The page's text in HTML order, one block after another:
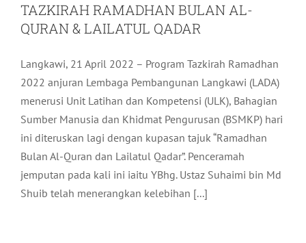
TAZKIRAH RAMADHAN BULAN AL-
QURAN & LAILATUL QADAR
Langkawi, 21 April 2022 – Program Tazkirah Ramadhan
2022 anjuran Lembaga Pembangunan Langkawi (LADA)
menerusi Unit Latihan dan Kompetensi (ULK), Bahagian
Sumber Manusia dan Khidmat Pengurusan (BSMKP) hari
ini diteruskan lagi dengan kupasan tajuk “Ramadhan
Bulan Al-Quran dan Lailatul Qadar”. Penceramah
jemputan pada kali ini iaitu YBhg. Ustaz Suhaimi bin Md
Shuib telah menerangkan kelebihan [...]